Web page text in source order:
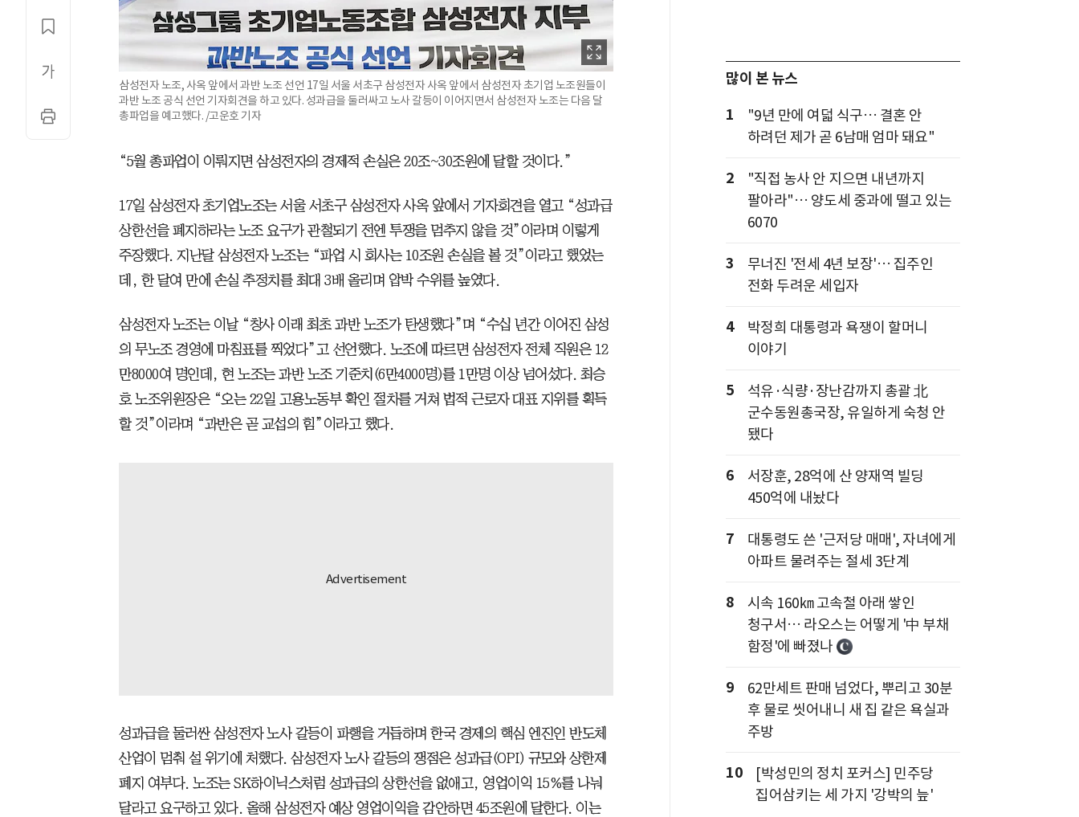
삼성전자 노조, 사옥 앞에서 과반 노조 선언 17일 서울 서초구 삼성전자 사옥 앞에서 삼성전자 초기업 노조원들이
과반 노조 공식 선언 기자회견을 하고 있다. 성과급을 둘러싸고 노사 갈등이 이어지면서 삼성전자 노조는 다음 달
총파업을 예고했다. /고운호 기자
“5월 총파업이 이뤄지면 삼성전자의 경제적 손실은 20조~30조원에 달할 것이다.”
17일 삼성전자 초기업노조는 서울 서초구 삼성전자 사옥 앞에서 기자회견을 열고 “성과급
상한선을 폐지하라는 노조 요구가 관철되기 전엔 투쟁을 멈추지 않을 것”이라며 이렇게
주장했다. 지난달 삼성전자 노조는 “파업 시 회사는 10조원 손실을 볼 것”이라고 했었는
데, 한 달여 만에 손실 추정치를 최대 3배 올리며 압박 수위를 높였다.
삼성전자 노조는 이날 “창사 이래 최초 과반 노조가 탄생했다”며 “수십 년간 이어진 삼성
의 무노조 경영에 마침표를 찍었다”고 선언했다. 노조에 따르면 삼성전자 전체 직원은 12
만8000여 명인데, 현 노조는 과반 노조 기준치(6만4000명)를 1만명 이상 넘어섰다. 최승
호 노조위원장은 “오는 22일 고용노동부 확인 절차를 거쳐 법적 근로자 대표 지위를 획득
할 것”이라며 “과반은 곧 교섭의 힘”이라고 했다.
성과급을 둘러싼 삼성전자 노사 갈등이 파행을 거듭하며 한국 경제의 핵심 엔진인 반도체
산업이 멈춰 설 위기에 처했다. 삼성전자 노사 갈등의 쟁점은 성과급(OPI) 규모와 상한제
폐지 여부다. 노조는 SK하이닉스처럼 성과급의 상한선을 없애고, 영업이익 15%를 나눠
달라고 요구하고 있다. 올해 삼성전자 예상 영업이익을 감안하면 45조원에 달한다. 이는
많이 본 뉴스
1
"9년 만에 여덟 식구… 결혼 안
하려던 제가 곧 6남매 엄마 돼요"
2
"직접 농사 안 지으면 내년까지
팔아라"… 양도세 중과에 떨고 있는
6070
3
무너진 '전세 4년 보장'… 집주인
전화 두려운 세입자
4
박정희 대통령과 욕쟁이 할머니
이야기
5
석유·식량·장난감까지 총괄 北
군수동원총국장, 유일하게 숙청 안
됐다
6
서장훈, 28억에 산 양재역 빌딩
450억에 내놨다
7
대통령도 쓴 '근저당 매매', 자녀에게
아파트 물려주는 절세 3단계
8
시속 160㎞ 고속철 아래 쌓인
청구서… 라오스는 어떻게 '中 부채
함정'에 빠졌나
9
62만세트 판매 넘었다, 뿌리고 30분
후 물로 씻어내니 새 집 같은 욕실과
주방
10
[박성민의 정치 포커스] 민주당
집어삼키는 세 가지 '강박의 늪'